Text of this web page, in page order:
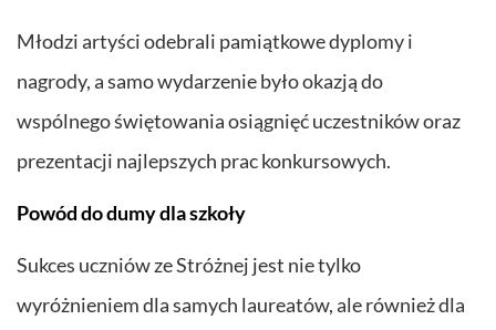
Młodzi artyści odebrali pamiątkowe dyplomy i
nagrody, a samo wydarzenie było okazją do
wspólnego świętowania osiągnięć uczestników oraz
prezentacji najlepszych prac konkursowych.
Powód do dumy dla szkoły
Sukces uczniów ze Stróżnej jest nie tylko
wyróżnieniem dla samych laureatów, ale również dla